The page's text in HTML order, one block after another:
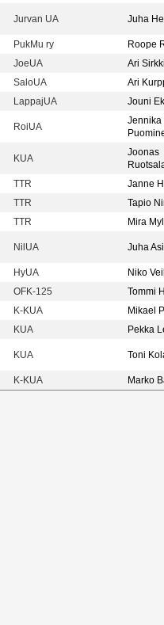
Jurvan UA Juha
PukMu ry
Roope
JoeUA
Ari
SaloUA
Ari
LappajUA Jouni
RoiUA
Jennika
KUA
Joonas
TTR
Janne
TTR
Tapio
TTR Mira
NilUA Juha
HyUA
Niko
OFK-125
Tommi
K-KUA
Mikael
KUA Pekka
KUA Toni
K-KUA Marko